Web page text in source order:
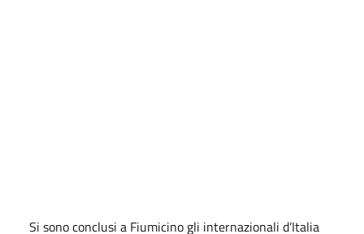
Si sono conclusi a Fiumicino gli internazionali d’Italia